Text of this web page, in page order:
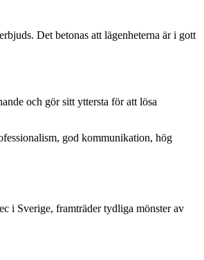
Det betonas att lägenheterna är i gott
och gör sitt yttersta för att lösa
god kommunikation, hög
i Sverige, framträder tydliga mönster av